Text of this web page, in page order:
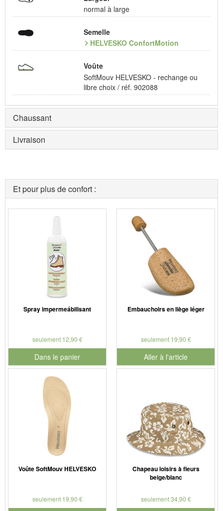
normal à large
Semelle
HELVESKO ConfortMotion
Voûte
SoftMouv HELVESKO - rechange ou
libre choix / réf. 902088
Chaussant
Livraison
Et pour plus de confort :
Spray impermeábilisant
seulement 12,90 €
Dans le panier
pour le numéro de produit 901126
Embauchoirs en liège léger
seulement 19,90 €
Aller à l'article
Voûte SoftMouv HELVESKO
seulement 19,90 €
Chapeau loisirs à fleurs
beige/blanc
seulement 34,90 €